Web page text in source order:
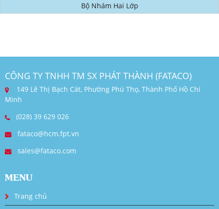
Bộ Nhám Hai Lớp
CÔNG TY TNHH TM SX PHÁT THÀNH (FATACO)
149 Lê Thị Bạch Cát, Phường Phú Thọ, Thành Phố Hồ Chí
Minh
(028) 39 629 026
fataco@hcm.fpt.vn
sales@fataco.com
MENU
Trang chủ